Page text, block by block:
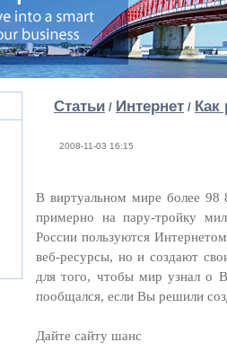
Статьи / Интернет / Как
2008-11-03 16:15
В виртуальном мире более 98
примерно на пару-тройку
России пользуются
веб-ресурсы, но и создают
для того, чтобы мир узнал о
пообщался, если Вы решили
Дайте сайту шанс